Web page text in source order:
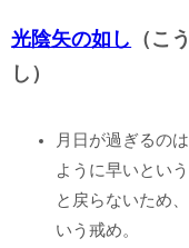
光陰矢の如し
（こ
し）
月日が過ぎるの
ように早いとい
と戻らないため
いう戒め。